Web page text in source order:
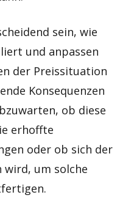
sein, wie
und anpassen
der Preissituation
Konsequenzen
ob diese
erhoffte
oder ob sich der
wird, um solche